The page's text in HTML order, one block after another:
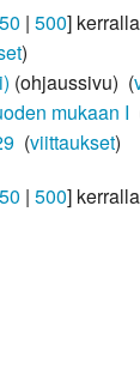
| 500]
)
(ohjaussivu) ‎ (
mukaan I
‎ (viittaukset)
| 500]